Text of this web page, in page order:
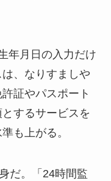
年月日の入力だけ
、なりすましや
証やパスポート
するサービスを
も上がる。
だ。「24時間監